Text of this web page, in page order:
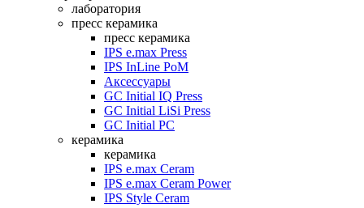
лаборатория
пресс керамика
пресс керамика
IPS e.max Press
IPS InLine PoM
Аксессуары
GC Initial IQ Press
GC Initial LiSi Press
GC Initial PC
керамика
керамика
IPS e.max Ceram
IPS e.max Ceram Power
IPS Style Ceram